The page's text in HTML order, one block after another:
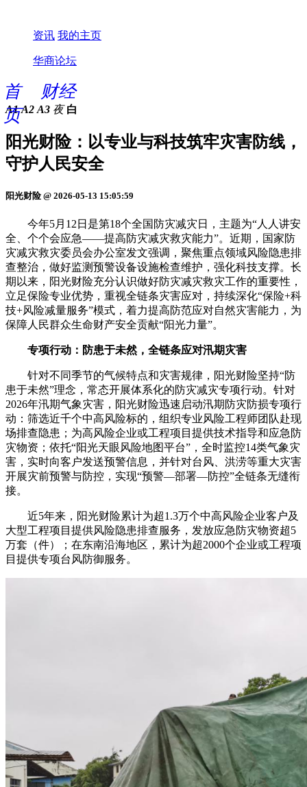
资讯 我的主页
华商论坛
首
页
财经
A1 A2 A3 夜 白
阳光财险：以专业与科技筑牢灾害防线，
守护人民安全
阳光财险 @ 2026-05-13 15:05:59
今年5月12日是第18个全国防灾减灾日，主题为“人人讲安
全、个个会应急——提高防灾减灾救灾能力”。近期，国家防
灾减灾救灾委员会办公室发文强调，聚焦重点领域风险隐患排
查整治，做好监测预警设备设施检查维护，强化科技支撑。长
期以来，阳光财险充分认识做好防灾减灾救灾工作的重要性，
立足保险专业优势，重视全链条灾害应对，持续深化“保险+科
技+风险减量服务”模式，着力提高防范应对自然灾害能力，为
保障人民群众生命财产安全贡献“阳光力量”。
专项行动：防患于未然，全链条应对汛期灾害
针对不同季节的气候特点和灾害规律，阳光财险坚持“防
患于未然”理念，常态开展体系化的防灾减灾专项行动。针对
2026年汛期气象灾害，阳光财险迅速启动汛期防灾防损专项行
动：筛选近千个中高风险标的，组织专业风险工程师团队赴现
场排查隐患；为高风险企业或工程项目提供技术指导和应急防
灾物资；依托“阳光天眼风险地图平台”，全时监控14类气象灾
害，实时向客户发送预警信息，并针对台风、洪涝等重大灾害
开展灾前预警与防控，实现“预警—部署—防控”全链条无缝衔
接。
近5年来，阳光财险累计为超1.3万个中高风险企业客户及
大型工程项目提供风险隐患排查服务，发放应急防灾物资超5
万套（件）；在东南沿海地区，累计为超2000个企业或工程项
目提供专项台风防御服务。